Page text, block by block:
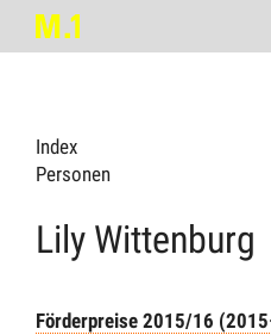
Index
Personen
Lily Wittenburg
Förderpreise 2015/16